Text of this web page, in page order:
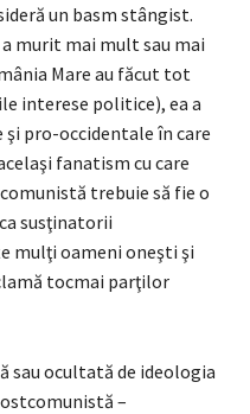
un basm stângist.
murit mai mult sau mai
Mare au făcut tot
interese politice), ea a
pro-occidentale în care
fanatism cu care
trebuie să fie o
susţinatorii
mulţi oameni oneşti şi
tocmai parţilor
sau ocultată de ideologia
–